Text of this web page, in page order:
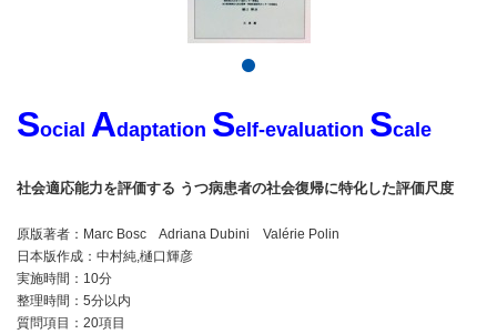
Social Adaptation Self-evaluation Scale
社会適応能力を評価する うつ病患者の社会復帰に特化した評価尺度
原版著者：Marc Bosc Adriana Dubini Valérie Polin
日本版作成：中村純,樋口輝彦
実施時間：10分
整理時間：5分以内
質問項目：20項目